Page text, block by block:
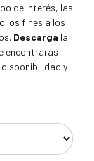
de interés, las
los fines a los
Descarga la
encontrarás
y